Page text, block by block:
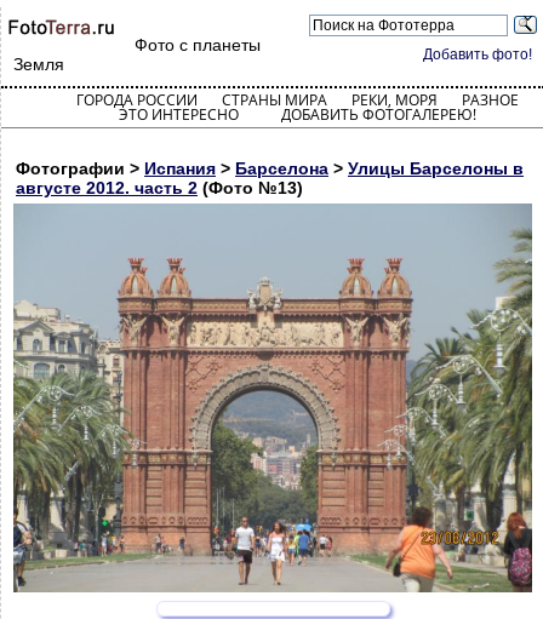
Добавить фото!
Фото с планеты
Земля
ГОРОДА РОССИИ СТРАНЫ МИРА РЕКИ, МОРЯ РАЗНОЕ
ЭТО ИНТЕРЕСНО ДОБАВИТЬ ФОТОГАЛЕРЕЮ!
Фотографии > Испания > Барселона > Улицы Барселоны в
августе 2012. часть 2 (Фото №13)